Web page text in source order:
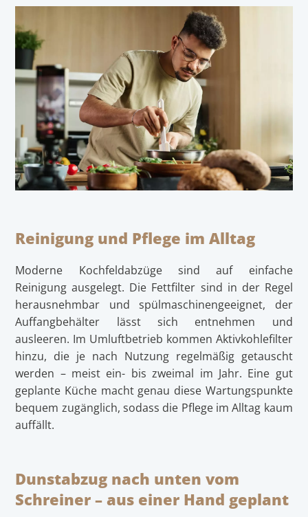
Reinigung und Pflege im Alltag
Moderne Kochfeldabzüge sind auf einfache
Reinigung ausgelegt. Die Fettfilter sind in der Regel
herausnehmbar und spülmaschinengeeignet, der
Auffangbehälter lässt sich entnehmen und
ausleeren. Im Umluftbetrieb kommen Aktivkohlefilter
hinzu, die je nach Nutzung regelmäßig getauscht
werden – meist ein- bis zweimal im Jahr. Eine gut
geplante Küche macht genau diese Wartungspunkte
bequem zugänglich, sodass die Pflege im Alltag kaum
auffällt.
Dunstabzug nach unten vom
Schreiner – aus einer Hand geplant